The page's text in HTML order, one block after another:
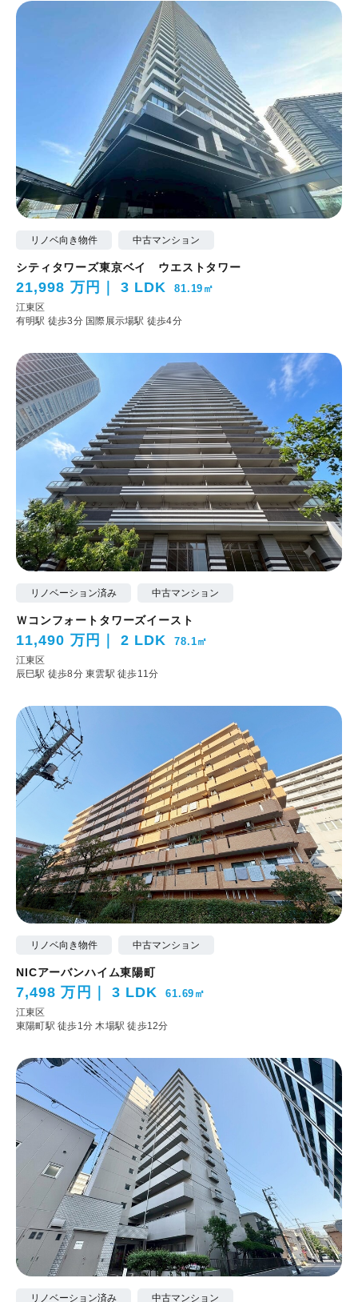
リノベ向き物件 中古マンション
シティタワーズ東京ベイ ウエストタワー
21,998 万円 3 LDK 81.19㎡
江東区
有明駅 徒歩3分 国際展示場駅 徒歩4分
リノベーション済み 中古マンション
Ｗコンフォートタワーズイースト
11,490 万円 2 LDK 78.1㎡
江東区
辰巳駅 徒歩8分東雲駅 徒歩11分
リノベ向き物件 中古マンション
NICアーバンハイム東陽町
7,498 万円 3 LDK 61.69㎡
江東区
東陽町駅 徒歩1分木場駅 徒歩12分
リノベーション済み 中古マンション